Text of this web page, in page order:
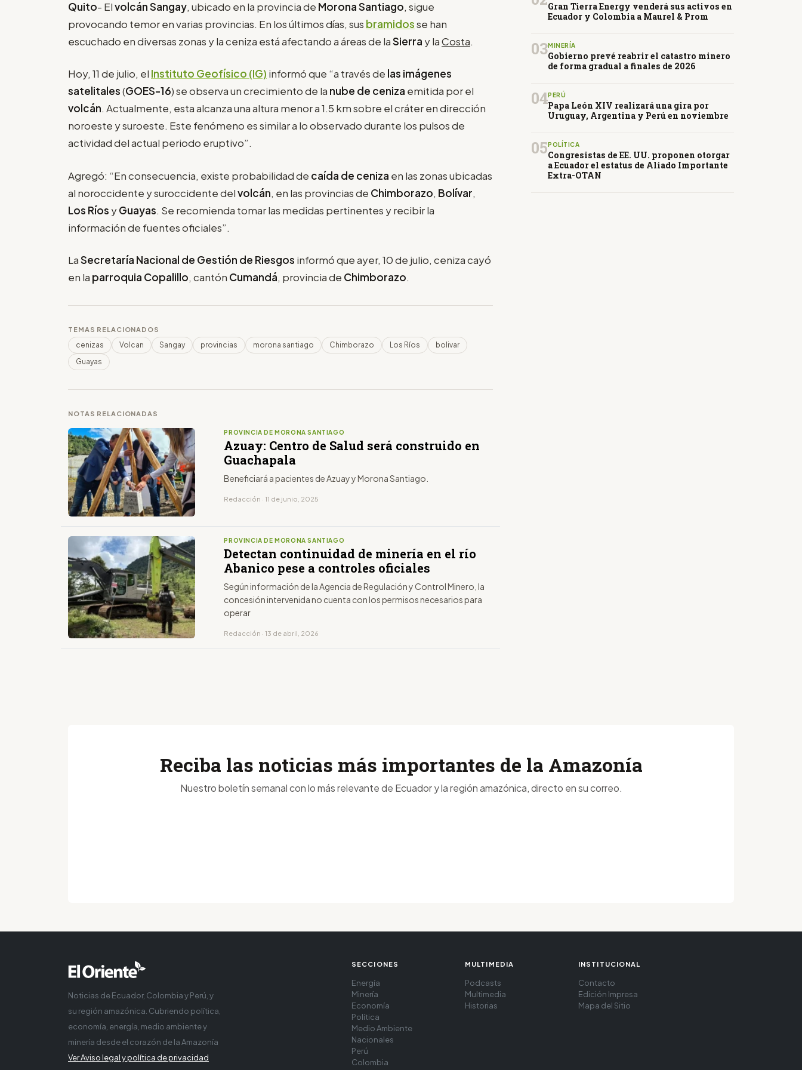
Quito- Elvolcán Sangay, ubicado en la provincia de Morona Santiago, sigue
provocando temor en varias provincias. En los últimos días, sus bramidosse han
escuchado en diversas zonas y la ceniza está afectando a áreas de laSierra y laCosta.
Hoy, 11 de julio, el Instituto Geofísico (IG) informó que “a través de las imágenes
satelitales(GOES-16) se observa un crecimiento de la nube de ceniza emitida por el
volcán. Actualmente, esta alcanza una altura menor a 1.5 km sobre el cráter en dirección
noroeste y suroeste. Este fenómeno es similar a lo observado durante los pulsos de
actividad del actual periodo eruptivo”.
Agregó: “En consecuencia, existe probabilidad de caída de ceniza en las zonas ubicadas
al noroccidente y suroccidente delvolcán, en las provincias de Chimborazo, Bolívar,
Los Ríos yGuayas. Se recomienda tomar las medidas pertinentes y recibir la
información de fuentes oficiales”.
LaSecretaría Nacional de Gestión de Riesgos informó que ayer, 10 de julio, ceniza cayó
en la parroquia Copalillo, cantón Cumandá, provincia de Chimborazo.
TEMAS RELACIONADOS
cenizas Volcan Sangay provincias morona santiago Chimborazo Los Ríos
bolivar
Guayas
NOTAS RELACIONADAS
PROVINCIA DE MORONA SANTIAGO
Azuay: Centro de Salud será construido en
Guachapala
Beneficiará a pacientes de Azuay y Morona Santiago.
Redacción · 11 de junio, 2025
PROVINCIA DE MORONA SANTIAGO
Detectan continuidad de minería en el río
Abanico pese a controles oficiales
Según información de la Agencia de Regulación y Control Minero, la
concesión intervenida no cuenta con los permisos necesarios para
operar
Redacción · 13 de abril, 2026
Gran Tierra Energy venderá sus activos en
Ecuador y Colombia a Maurel & Prom
03MINERÍA
Gobierno prevé reabrir el catastro minero
de forma gradual a finales de 2026
04PERÚ
Papa León XIV realizará una gira por
Uruguay, Argentina y Perú en noviembre
05 POLÍTICA
Congresistas de EE. UU. proponen otorgar
a Ecuador el estatus de Aliado Importante
Extra-OTAN
Reciba las noticias más importantes de la Amazonía
Nuestro boletín semanal con lo más relevante de Ecuador y la región amazónica, directo en su correo.
Noticias de Ecuador, Colombia y Perú, y
su región amazónica. Cubriendo política,
economía, energía, medio ambiente y
minería desde el corazón de la Amazonía
Ver Aviso legal y política de privacidad
SECCIONES
Energía
Minería
Economía
Política
Medio Ambiente
Nacionales
Perú
Colombia
MULTIMEDIA
Podcasts
Multimedia
Historias
INSTITUCIONAL
Contacto
Edición Impresa
Mapa del Sitio